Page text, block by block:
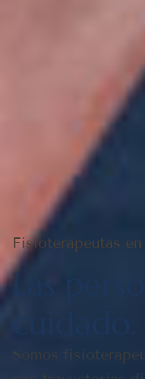
Fisioterapeutas
Las
Somos